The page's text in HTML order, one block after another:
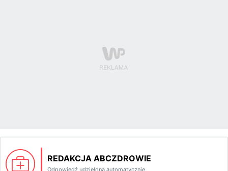
REDAKCJA ABCZDROWIE
Odpowiedź udzielona automatycznie